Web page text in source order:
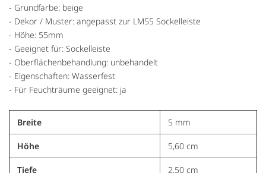
- Grundfarbe: beige
- Dekor / Muster: angepasst zur LM55 Sockelleiste
- Höhe: 55mm
- Geeignet für: Sockelleiste
- Oberflächenbehandlung: unbehandelt
- Eigenschaften: Wasserfest
- Für Feuchträume geeignet: ja
Breite 5 mm
Höhe 5,60 cm
Tiefe 2,50 cm